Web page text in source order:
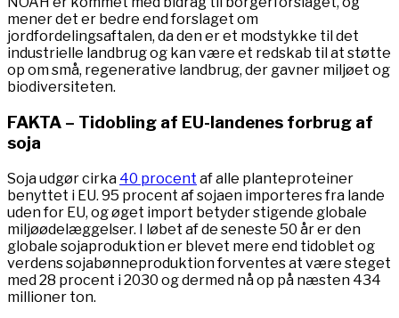
mener det er bedre end forslaget om
jordfordelingsaftalen, da den er et modstykke til det
industrielle landbrug og kan være et redskab til at støtte
op om små, regenerative landbrug, der gavner miljøet og
biodiversiteten.
FAKTA – Tidobling af EU-landenes forbrug af
soja
Soja udgør cirka 40 procent af alle planteproteiner
benyttet i EU. 95 procent af sojaen importeres fra lande
uden for EU, og øget import betyder stigende globale
miljøødelæggelser. I løbet af de seneste 50 år er den
globale sojaproduktion er blevet mere end tidoblet og
verdens sojabønneproduktion forventes at være steget
med 28 procent i 2030 og dermed nå op på næsten 434
millioner ton.